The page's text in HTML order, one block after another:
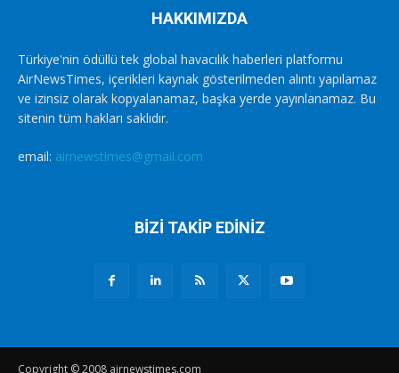
HAKKIMIZDA
Türkiye'nin ödüllü tek global havacılık haberleri platformu
AirNewsTimes, içerikleri kaynak gösterilmeden alıntı yapılamaz
ve izinsiz olarak kopyalanamaz, başka yerde yayınlanamaz. Bu
sitenin tüm hakları saklıdır.
email: airnewstimes@gmail.com
BİZİ TAKİP EDİNİZ
Copyright © 2008 airnewstimes.com